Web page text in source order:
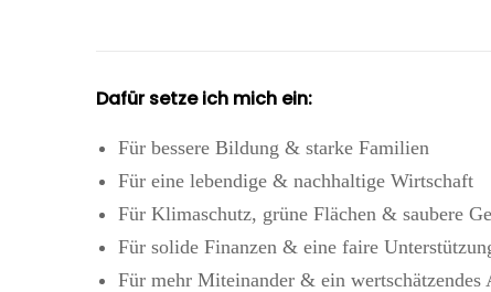
Dafür setze ich mich ein:
Für bessere Bildung & starke Familien
Für eine lebendige & nachhaltige Wirtschaft
Für Klimaschutz, grüne Flächen & saubere
Für solide Finanzen & eine faire
Für mehr Miteinander & ein wertschätzendes